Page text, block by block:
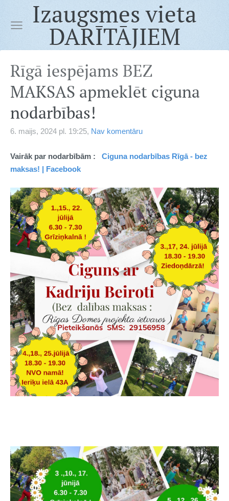
Izaugsmes vieta
DARĪTĀJIEM
Rīgā iespējams BEZ
MAKSAS apmeklēt ciguna
nodarbības!
6. maijs, 2024 pl. 19:25, Nav komentāru
Vairāk par nodarbībām : Ciguna nodarbības Rīgā - bez
maksas! | Facebook